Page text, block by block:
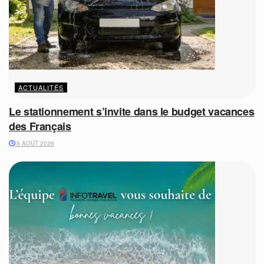
ACTUALITÉS
Le stationnement s’invite dans le budget vacances
des Français
8 AOÛT 2026